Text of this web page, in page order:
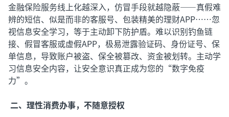
金融保险服务线上化越深入，仿冒手段就越隐蔽——真假难
辨的短信、似是而非的客服号、包装精美的理财APP……忽
视信息安全学习，等于主动卸下防护盾。难以识别钓鱼链
接、假冒客服或虚假APP，极易泄露验证码、身份证号、保
单信息，导致账户被盗、保全被篡改、资金被划转。主动学
习信息安全内容，让安全意识真正成为您的“数字免疫
力”。
二、理性消费办事，不随意授权